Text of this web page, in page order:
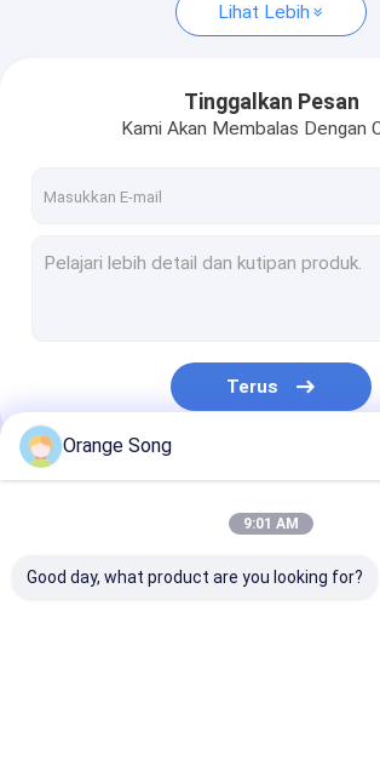
Layar Kawat Johnson
Layar Kawat Wedge Johnson
Layar Dibungkus Kawat
Jaring Kawat Baji
Filter Layar Parabola
Lihat Lebih
Tinggalkan Pesan
Kami Akan Membalas Dengan
Terus
Kategori Kami
Orange Song
9:01 AM
Good day, what product are you looking for?